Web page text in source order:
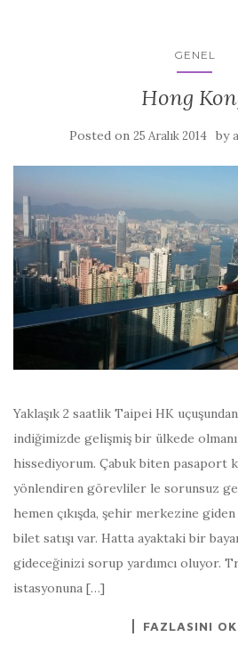
GENEL
Hong
Posted on 25 Aralık 2014 by
Yaklaşık 2 saatlik Taipei HK
indiğimizde gelişmiş bir ülkede
hissediyorum. Çabuk biten pasaport
yönlendiren görevliler le sorunsuz
hemen çıkışda, şehir merkezine
bilet satışı var. Hatta ayaktaki bir
gideceğinizi sorup yardımcı oluyor.
istasyonuna […]
FAZLASINI